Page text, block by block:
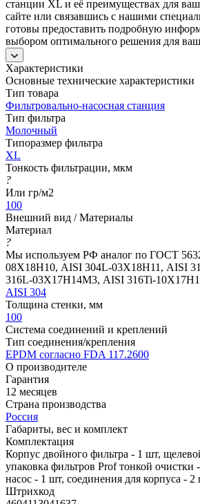
станции XL и её преимуществах для
сайте или связавшись с нашими
готовы предоставить подробную
выбором оптимального решения для
Характеристики
Основные технические характеристики
Тип товара
Фильтровально-насосная станция
Тип фильтра
Молочный
Типоразмер фильтра
XL
Тонкость фильтрации, мкм
?
Или гр/м2
100
Внешний вид / Материалы
Материал
?
Мы используем РФ аналог по ГОСТ
08Х18Н10, AISI 304L-03Х18Н11, AISI
316L-03Х17Н14М3, AISI 316Ti-
AISI 304
Толщина стенки, мм
100
Система соединений и креплений
Тип соединения/крепления
EPDM согласно FDA 117.2600
О производителе
Гарантия
12 месяцев
Страна производства
Россия
Габариты, вес и комплект
Комплектация
Корпус двойного фильтра - 1 шт,
упаковка фильтров Prof тонкой
насос - 1 шт, соединения для корпуса - 2
Штрихкод